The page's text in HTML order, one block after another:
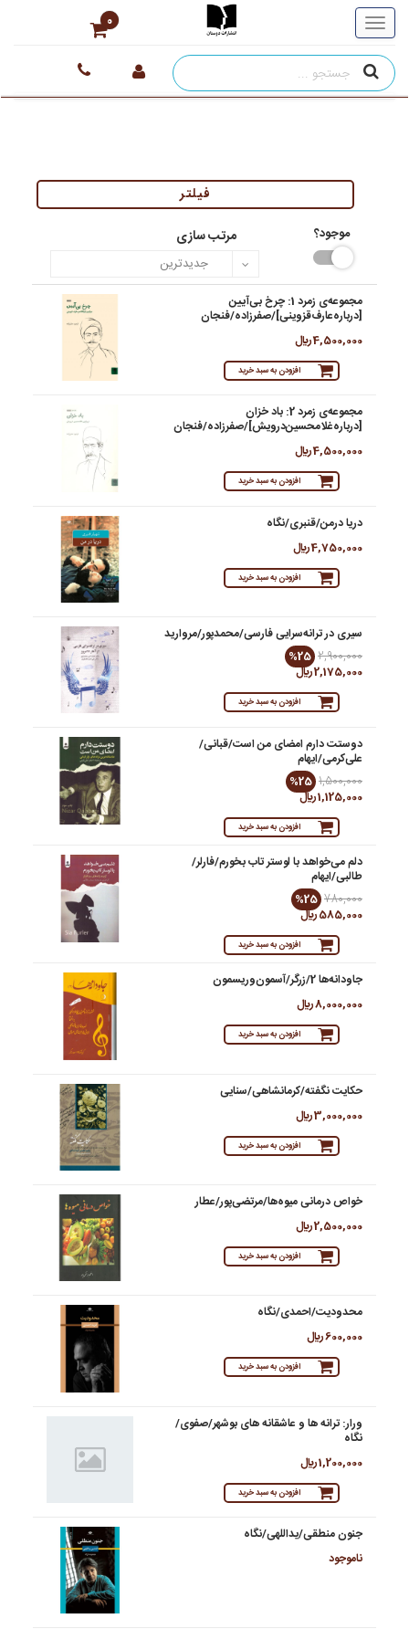
0
فیلتر
موجود؟ مرتب سازی
مجموعه‌ی زمرد 1: چرخ بی‌آیین
[درباره‌عارف‌قزوینی]/صفرزاده/فنجان
4,500,000 ريال
افزودن به سبد خرید
مجموعه‌ی زمرد 2: باد خزان
[درباره‌غلامحسین‌درویش]/صفرزاده/فنجان
4,500,000 ريال
افزودن به سبد خرید
دریا در‌من/قنبری/نگاه
4,750,000 ريال
افزودن به سبد خرید
سیری در ترانه‌سرایی فارسی/محمدپور/مروارید
2,900,000
%25
2,175,000 ريال
افزودن به سبد خرید
دوستت دارم امضای من است/قبانی/
علی‌کرمی/ایهام
1,500,000
%25
1,125,000 ريال
افزودن به سبد خرید
دلم می‌خواهد با لوستر تاب بخورم/فارلر/
طالبی/ایهام
780,000
%25
585,000 ريال
افزودن به سبد خرید
جاودانه‌ها 2/زرگر/آسمون‌وریسمون
8,000,000 ريال
افزودن به سبد خرید
حکایت نگفته/کرمانشاهی/سنایی
3,000,000 ريال
افزودن به سبد خرید
خواص درمانی میوه‌ها/مرتضی‌پور/عطار
2,500,000 ريال
افزودن به سبد خرید
محدودیت/احمدی/نگاه
600,000 ريال
افزودن به سبد خرید
ورار: ترانه ها و عاشقانه های بوشهر/صفوی/
نگاه
1,200,000 ريال
افزودن به سبد خرید
جنون منطقی/یداللهی/نگاه
ناموجود